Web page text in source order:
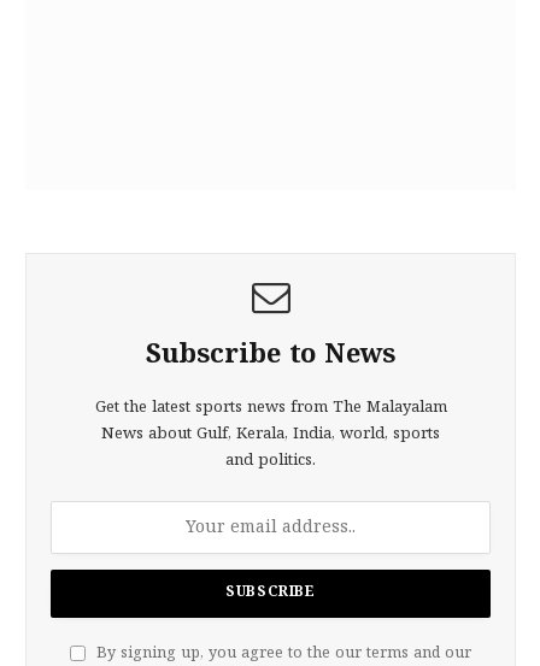
Subscribe to News
Get the latest sports news from The Malayalam
News about Gulf, Kerala, India, world, sports
and politics.
By signing up, you agree to the our terms and our